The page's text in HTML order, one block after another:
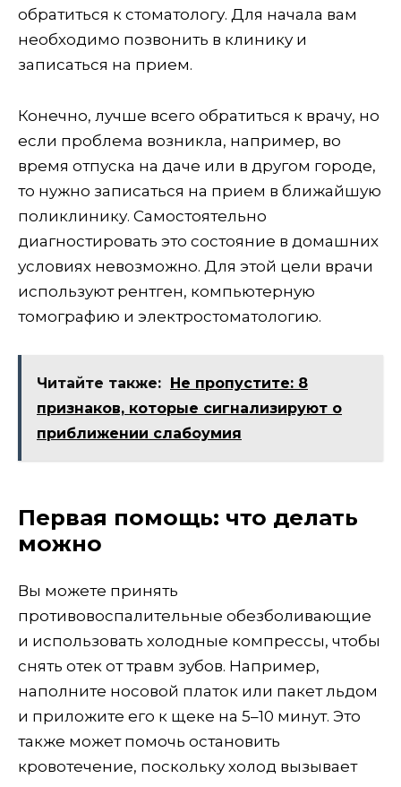
обратиться к стоматологу. Для начала вам
необходимо позвонить в клинику и
записаться на прием.
Конечно, лучше всего обратиться к врачу, но
если проблема возникла, например, во
время отпуска на даче или в другом городе,
то нужно записаться на прием в ближайшую
поликлинику. Самостоятельно
диагностировать это состояние в домашних
условиях невозможно. Для этой цели врачи
используют рентген, компьютерную
томографию и электростоматологию.
Читайте также: Не пропустите: 8
признаков, которые сигнализируют о
приближении слабоумия
Первая помощь: что делать
можно
Вы можете принять
противовоспалительные обезболивающие
и использовать холодные компрессы, чтобы
снять отек от травм зубов. Например,
наполните носовой платок или пакет льдом
и приложите его к щеке на 5–10 минут. Это
также может помочь остановить
кровотечение, поскольку холод вызывает